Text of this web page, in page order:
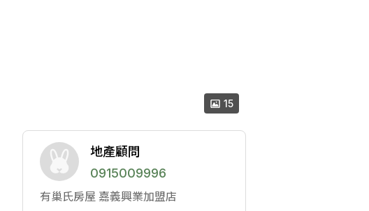
15
地產顧問
0915009996
有巢氏房屋 嘉義興業加盟店